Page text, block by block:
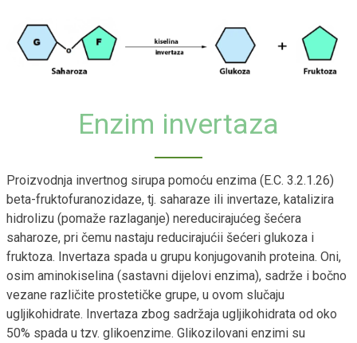
Enzim invertaza
Proizvodnja invertnog sirupa pomoću enzima (E.C. 3.2.1.26)
beta-fruktofuranozidaze, tj. saharaze ili invertaze, katalizira
hidrolizu (pomaže razlaganje) nereducirajućeg šećera
saharoze, pri čemu nastaju reducirajućii šećeri glukoza i
fruktoza. Invertaza spada u grupu konjugovanih proteina. Oni,
osim aminokiselina (sastavni dijelovi enzima), sadrže i bočno
vezane različite prostetičke grupe, u ovom slučaju
ugljikohidrate. Invertaza zbog sadržaja ugljikohidrata od oko
50% spada u tzv. glikoenzime. Glikozilovani enzimi su